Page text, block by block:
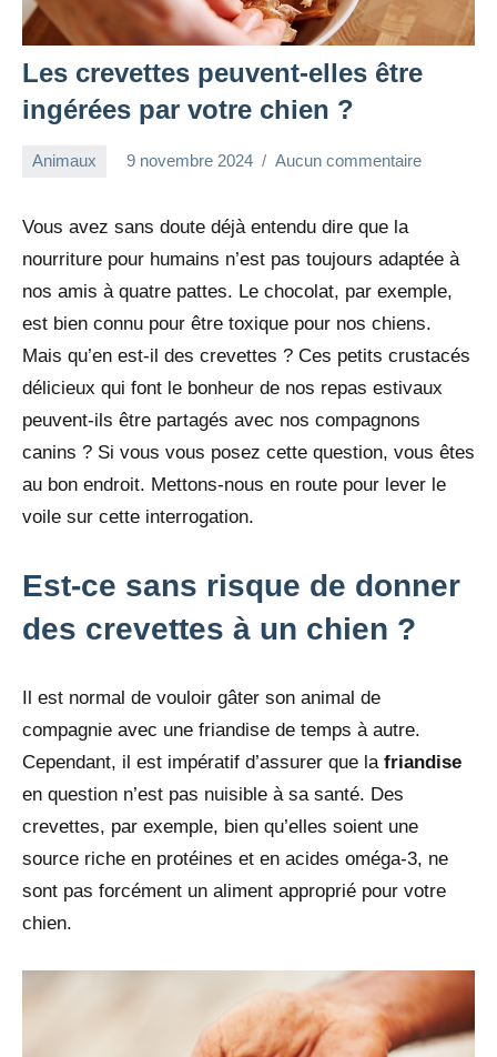
Les crevettes peuvent-elles être
ingérées par votre chien ?
Animaux 9 novembre 2024 Aucun commentaire
Vous avez sans doute déjà entendu dire que la
nourriture pour humains n’est pas toujours adaptée à
nos amis à quatre pattes. Le chocolat, par exemple,
est bien connu pour être toxique pour nos chiens.
Mais qu’en est-il des crevettes ? Ces petits crustacés
délicieux qui font le bonheur de nos repas estivaux
peuvent-ils être partagés avec nos compagnons
canins ? Si vous vous posez cette question, vous êtes
au bon endroit. Mettons-nous en route pour lever le
voile sur cette interrogation.
Est-ce sans risque de donner
des crevettes à un chien ?
Il est normal de vouloir gâter son animal de
compagnie avec une friandise de temps à autre.
Cependant, il est impératif d’assurer que la friandise
en question n’est pas nuisible à sa santé. Des
crevettes, par exemple, bien qu’elles soient une
source riche en protéines et en acides oméga-3, ne
sont pas forcément un aliment approprié pour votre
chien.